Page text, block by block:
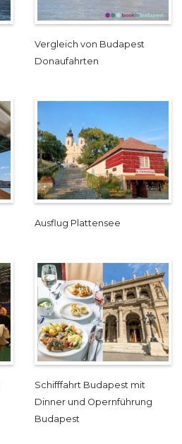
Vergleich von Budapest
Donaufahrten
Ausflug Plattensee
Schifffahrt Budapest mit
Dinner und Opernführung
Budapest